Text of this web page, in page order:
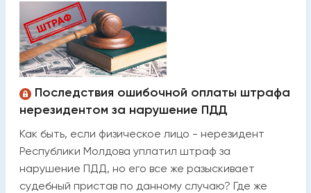
Последствия ошибочной оплаты штрафа
нерезидентом за нарушение ПДД
Как быть, если физическое лицо - нерезидент
Республики Молдова уплатил штраф за
нарушение ПДД, но его все же разыскивает
судебный пристав по данному случаю? Где же